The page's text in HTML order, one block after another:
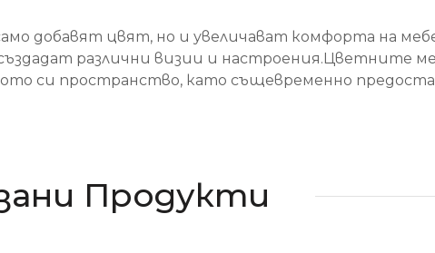
добавят цвят, но и увеличават комфорта на
различни визии и настроения.Цветните
си пространство, като същевременно
Продукти